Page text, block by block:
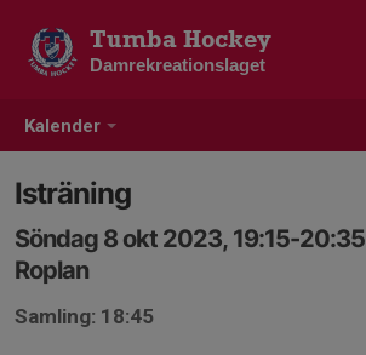
Kalender
Tumba Hockey
Damrekreationslaget
Isträning
Söndag 8 okt 2023, 19:15-20:35
Roplan
Samling: 18:45